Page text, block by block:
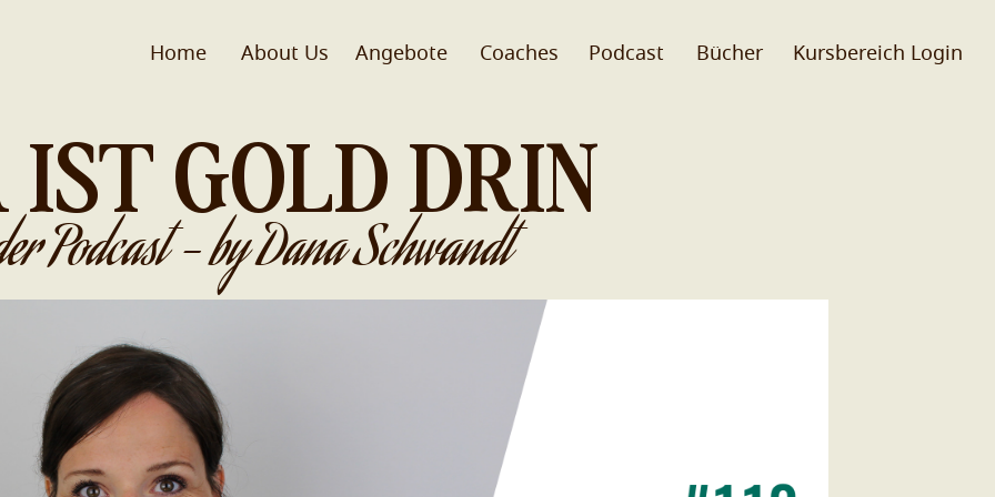
Home About Us Coaches
Angebote Podcast Bücher Kursbereich Login
IST GOLD DRIN
Podcast - by Dana Schwandt